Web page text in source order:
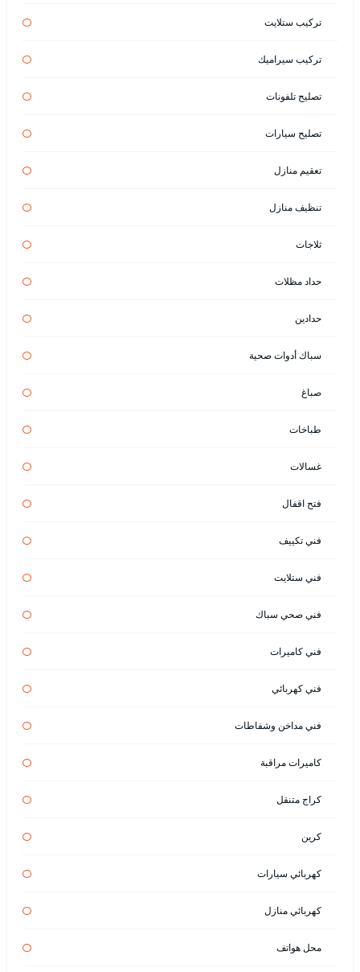
تركيب ستلايت
تركيب سيراميك
تصليح تلفونات
تصليح سيارات
تعقيم منازل
تنظيف منازل
ثلاجات
حداد مظلات
حدادين
سباك أدوات صحية
صباغ
طباخات
غسالات
فتح اقفال
فني تكييف
فني ستلايت
فني صحي سباك
فني كاميرات
فني كهربائي
فني مداخن وشفاطات
كاميرات مراقبة
كراج متنقل
كرين
كهربائي سيارات
كهربائي منازل
محل هواتف